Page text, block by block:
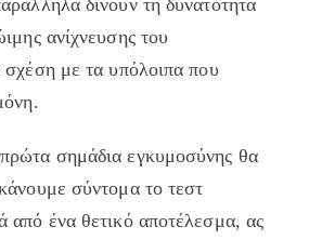
δίνουν τη δυνατότητα
ανίχνευσης του
με τα υπόλοιπα που
σημάδια εγκυμοσύνης θα
σύντομα το τεστ
ένα θετικό αποτέλεσμα, ας